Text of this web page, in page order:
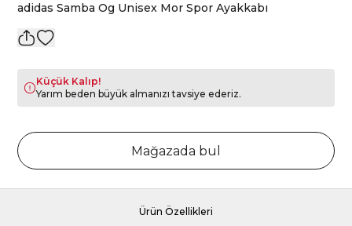
adidas Samba Og Unisex Mor Spor Ayakkabı
Küçük Kalıp!
Yarım beden büyük almanızı tavsiye ederiz.
Mağazada bul
Ürün Özellikleri